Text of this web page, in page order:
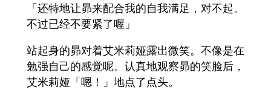
「还特地让昴来配合我的自我满足，对不起。
不过已经不要紧了喔」
站起身的昴对着艾米莉娅露出微笑。不像是在
勉强自己的感觉呢。认真地观察昴的笑脸后，
艾米莉娅「嗯！」地点了点头。